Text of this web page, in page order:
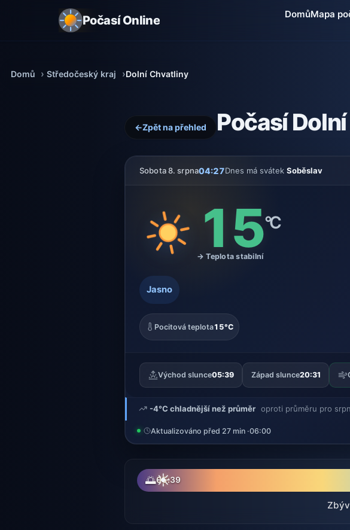
Počasí Online DomůMapa
Domů Středočeský kraj Dolní Chvatliny
←Zpět na přehled Počasí
Sobota 8. srpna04:27Dnes má svátek Soběslav
15°C
→ Teplota stabilní
Jasno
Pocitová teplota15°C
Východ slunce05:39 Západ slunce20:31
-4°C chladnější než průměr oproti průměru pro
Aktualizováno před 27 min ·06:00
🌅05:39
☀